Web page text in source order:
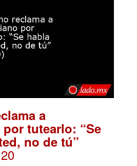
a
tutearlo: “Se
no de tú”